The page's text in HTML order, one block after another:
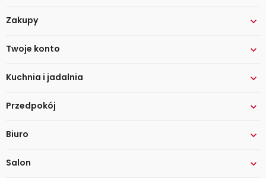
Zakupy 
Twoje konto 
Kuchnia i jadalnia 
Przedpokój 
Biuro 
Salon 